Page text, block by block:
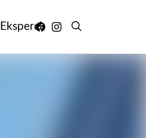
Eksperci